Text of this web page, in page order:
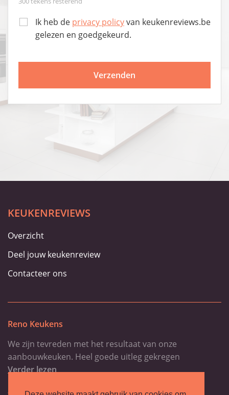
Ik heb de privacy policyvan keukenreviews.be
gelezen en goedgekeurd.
KEUKENREVIEWS
Overzicht
Deel jouw keukenreview
Contacteer ons
Reno Keukens
We zijn tevreden met het resultaat van onze
aanbouwkeuken. Heel goede uitleg gekregen
Verder lezen
-Irene P